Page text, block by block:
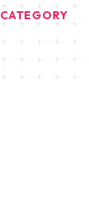
CATEGORY